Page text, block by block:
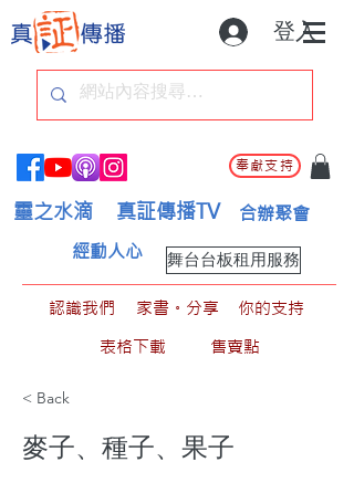
登入
奉獻支持
靈之水滴 真証傳播TV 合辦聚會
舞台台板租用服務
經動人心
認識我們 家書。分享
你的支持
表格下載
售賣點
< Back
麥子、種子、果子